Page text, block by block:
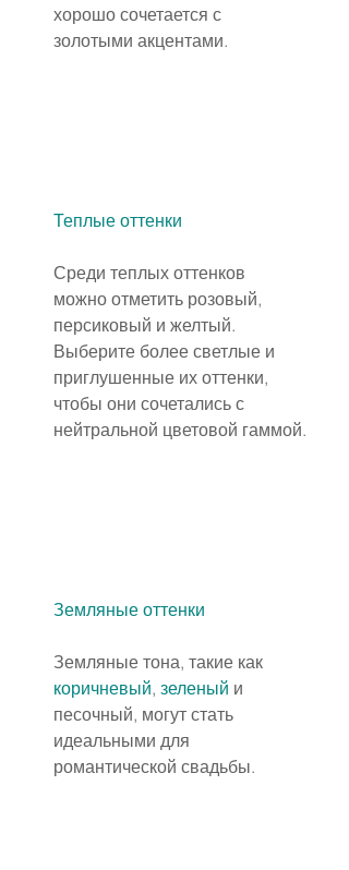
хорошо сочетается с
золотыми акцентами.
Теплые оттенки
Среди теплых оттенков
можно отметить розовый,
персиковый и желтый.
Выберите более светлые и
приглушенные их оттенки,
чтобы они сочетались с
нейтральной цветовой гаммой.
Земляные оттенки
Земляные тона, такие как
коричневый, зеленый и
песочный, могут стать
идеальными для
романтической свадьбы.